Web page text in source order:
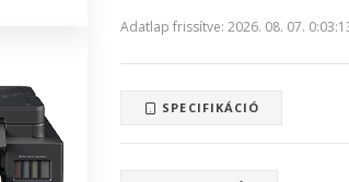
Adatlap frissítve: 2026. 08. 07.
SPECIFIKÁCIÓ